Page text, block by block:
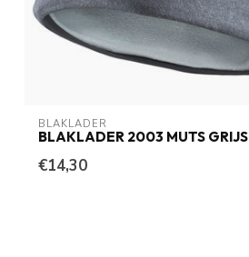
BLAKLADER
BLAKLADER 2003 MUTS GRIJS
€14,30